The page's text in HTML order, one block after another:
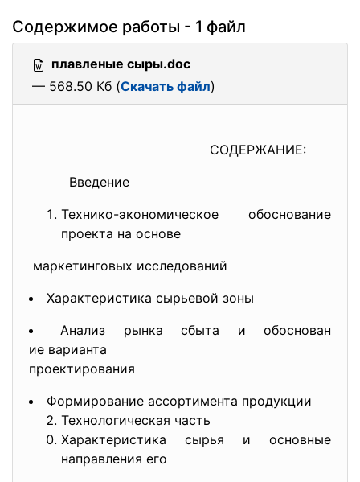
Содержимое работы - 1 файл
плавленые сыры.doc
— 568.50 Кб (Скачать файл)
СОДЕРЖАНИЕ:
Введение
Технико-экономическое обоснование
проекта на основе
маркетинговых исследований
Характеристика сырьевой зоны
Анализ рынка сбыта и обоснован
ие варианта
проектирования
Формирование ассортимента продукции
Технологическая часть
Характеристика сырья и основные
направления его